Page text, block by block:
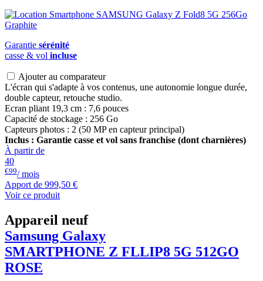
Garantie sérénité
casse & vol incluse
Ajouter au comparateur
L'écran qui s'adapte à vos contenus, une autonomie longue durée,
double capteur, retouche studio.
Ecran pliant 19,3 cm : 7,6 pouces
Capacité de stockage : 256 Go
Capteurs photos : 2 (50 MP en capteur principal)
Inclus : Garantie casse et vol sans franchise (dont charnières)
À partir de
40
€99/ mois
Apport de 999,50 €
Voir ce produit
Appareil neuf
Samsung Galaxy
SMARTPHONE Z FLLIP8 5G 512GO
ROSE